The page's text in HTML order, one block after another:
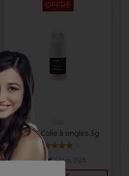
OFFRE
SIBEL Colle à ongles 3g
(1)
4,19 € Hors TVA